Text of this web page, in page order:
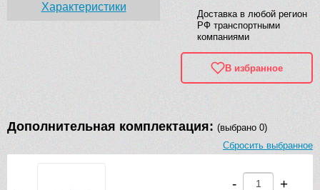
Доставка в любой регион
РФ транспортными
компаниями
В избранное
Характеристики
Дополнительная комплектация: (выбрано 0)
Сбросить выбранное
- +